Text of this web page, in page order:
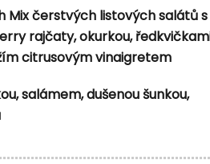
Mix čerstvých listových salátů s
rajčaty, okurkou,
citrusovým vinaigretem
salámem, dušenou šunkou,